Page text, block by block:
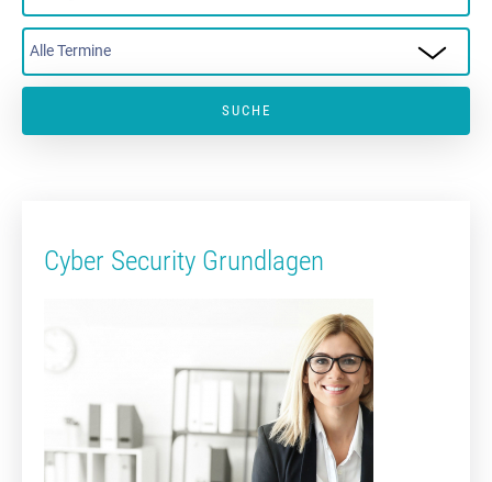
Cyber Security Grundlagen